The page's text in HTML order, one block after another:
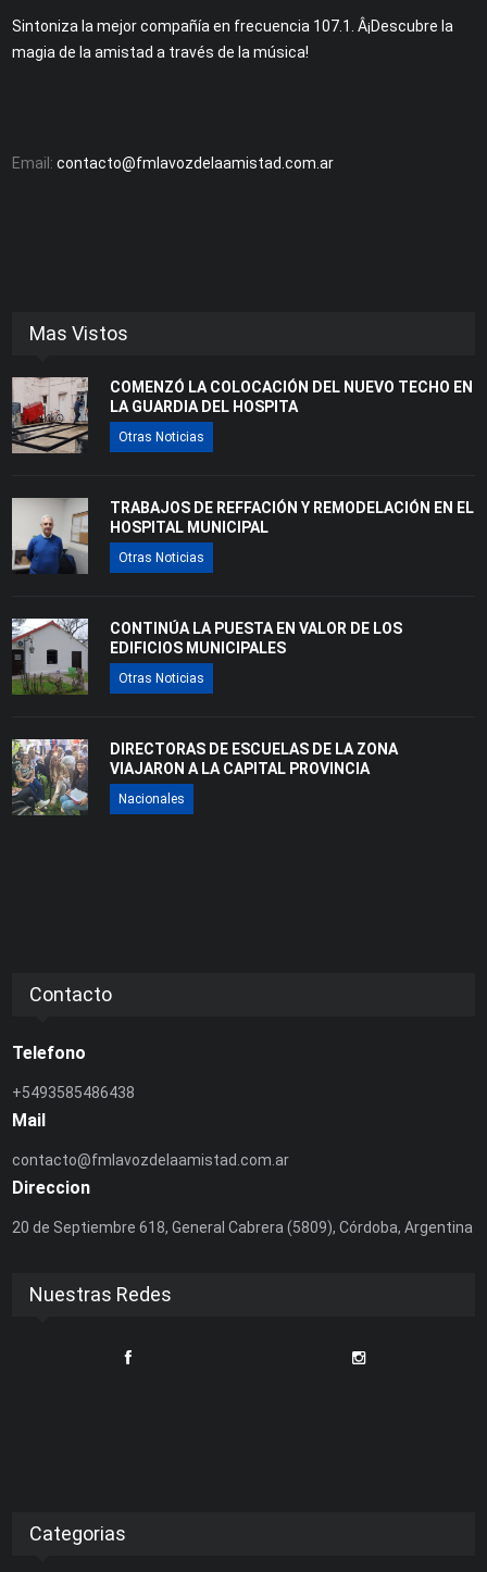
Sintoniza la mejor compañía en frecuencia 107.1. Â¡Descubre la
magia de la amistad a través de la música!
Email:contacto@fmlavozdelaamistad.com.ar
Mas Vistos
COMENZÓ LA COLOCACIÓN DEL NUEVO TECHO EN
LA GUARDIA DEL HOSPITA
Otras Noticias
TRABAJOS DE REFFACIÓN Y REMODELACIÓN EN EL
HOSPITAL MUNICIPAL
Otras Noticias
CONTINÚA LA PUESTA EN VALOR DE LOS
EDIFICIOS MUNICIPALES
Otras Noticias
DIRECTORAS DE ESCUELAS DE LA ZONA
VIAJARON A LA CAPITAL PROVINCIA
Nacionales
Contacto
Telefono
+5493585486438
Mail
contacto@fmlavozdelaamistad.com.ar
Direccion
20 de Septiembre 618, General Cabrera (5809), Córdoba, Argentina
Nuestras Redes
Categorias